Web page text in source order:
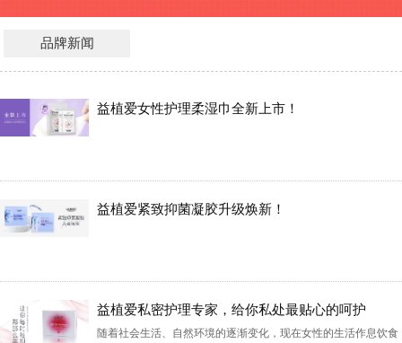
品牌新闻
益植爱女性护理柔湿巾全新上市！
益植爱紧致抑菌凝胶升级焕新！
益植爱私密护理专家，给你私处最贴心的呵护
随着社会生活、自然环境的逐渐变化，现在女性的生活作息饮食